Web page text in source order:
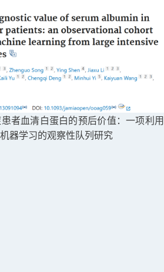
者血清白蛋白的预后价值：一项利用
器学习的观察性队列研究